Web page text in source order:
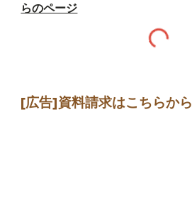
らのページ
[広告]資料請求はこちらから